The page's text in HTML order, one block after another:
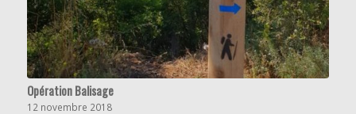
Opération Balisage
12 novembre 2018